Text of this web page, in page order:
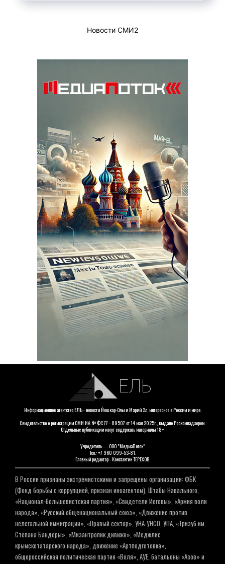
Новости СМИ2
ЕЛЬ
Информационное агентство ЕЛЬ - новости Йошкар-Олы и Марий Эл, интересное в России и мире.
Свидетельство о регистрации СМИ ИА № ФС 77 - 89507 от 14 мая 2025г., выдано Роскомнадзором.
Отдельные публикации могут содержать материалы 18+
Учредитель — ООО "МедиаПоток"
Тел.: +7 960 099-53-81.
Главный редактор - Константин ТЕРЕХОВ.
В России признаны экстремистскими и запрещены организации: ФБК
(Фонд борьбы с коррупцией, признан иноагентом), Штабы Навального,
«Национал-большевистская партия», «Свидетели Иеговы», «Армия воли
народа», «Русский общенациональный союз», «Движение против
нелегальной иммиграции», «Правый сектор», УНА-УНСО, УПА, «Тризуб им.
Степана Бандеры», «Мизантропик дивижн», «Меджлис
крымскотатарского народа», движение «Артподготовка»,
общероссийская политическая партия «Воля», АУЕ, батальоны «Азов» и